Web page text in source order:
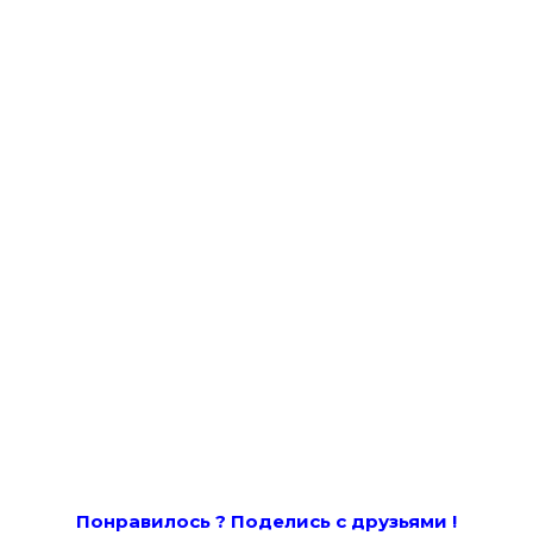
Понравилось ? Поделись с друзьями !